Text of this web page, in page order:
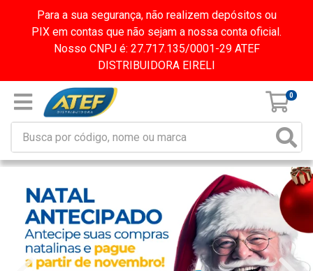
Para a sua segurança, não realizem depósitos ou
PIX em contas que não sejam a nossa conta oficial.
Nosso CNPJ é: 27.717.135/0001-29 ATEF
DISTRIBUIDORA EIRELI
0